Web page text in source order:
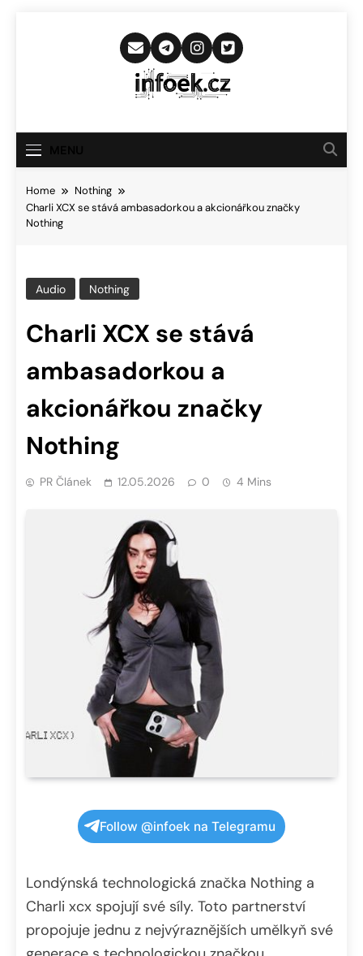
Infoek.cz
Novinkám
Home
Nothing
Charli XCX se stává ambasadorkou a akcionářkou značky
Nothing
Audio Nothing
Charli XCX se stává
ambasadorkou a
akcionářkou značky
Nothing
PR Článek 12.05.2026 0 4 Mins
Follow @infoek na Telegramu
Londýnská technologická značka Nothing a
Charli xcx spojují své síly. Toto partnerství
propojuje jednu z nejvýraznějších umělkyň své